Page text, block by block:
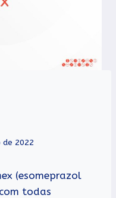
2022
(esomeprazol
todas